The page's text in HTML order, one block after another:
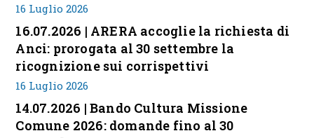
16 Luglio 2026
16.07.2026 | ARERA accoglie la richiesta di
Anci: prorogata al 30 settembre la
ricognizione sui corrispettivi
16 Luglio 2026
14.07.2026 | Bando Cultura Missione
Comune 2026: domande fino al 30